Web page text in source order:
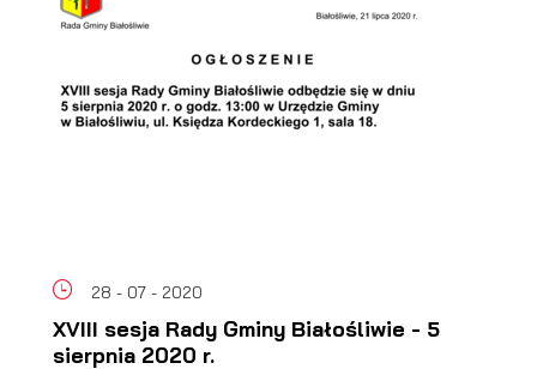
28 - 07 - 2020
XVIII sesja Rady Gminy Białośliwie - 5
sierpnia 2020 r.